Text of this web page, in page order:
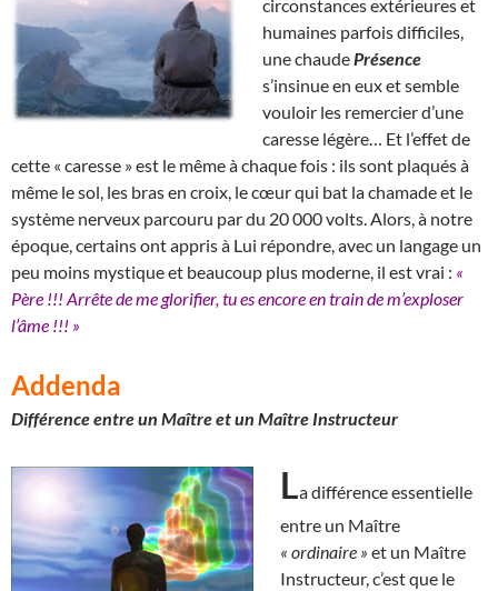
circonstances extérieures et
humaines parfois difficiles,
une chaude Présence
s’insinue en eux et semble
vouloir les remercier d’une
caresse légère… Et l’effet de
cette « caresse » est le même à chaque fois : ils sont plaqués à
même le sol, les bras en croix, le cœur qui bat la chamade et le
système nerveux parcouru par du 20 000 volts. Alors, à notre
époque, certains ont appris à Lui répondre, avec un langage un
peu moins mystique et beaucoup plus moderne, il est vrai : «
Père !!! Arrête de me glorifier, tu es encore en train de m’exploser
l’âme !!! »
Addenda
Différence entre un Maître et un Maître Instructeur
La différence essentielle
entre un Maître
« ordinaire » et un Maître
Instructeur, c’est que le